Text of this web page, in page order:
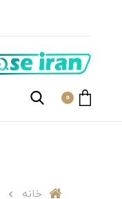
0
خانه